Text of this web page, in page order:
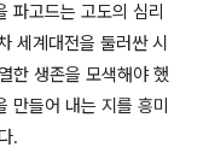
파고드는 고도의 심리
세계대전을 둘러싼 시
한 생존을 모색해야 했
만들어 내는 지를 흥미
.